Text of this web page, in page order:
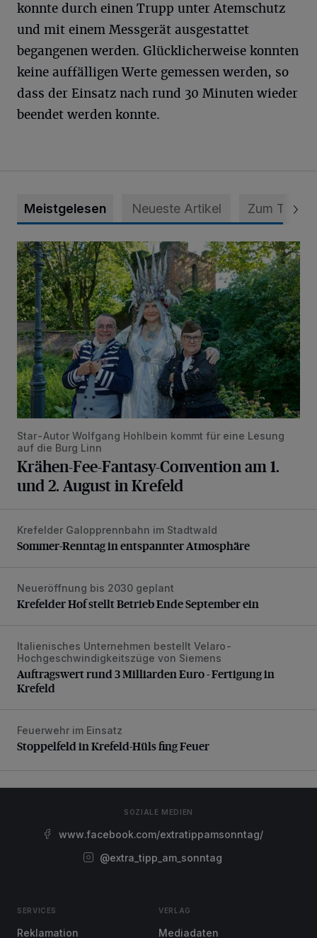
konnte durch einen Trupp unter Atemschutz
und mit einem Messgerät ausgestattet
begangenen werden. Glücklicherweise konnten
keine auffälligen Werte gemessen werden, so
dass der Einsatz nach rund 30 Minuten wieder
beendet werden konnte.
Meistgelesen Neueste Artikel Zum Thema
Krähen-Fee-Fantasy-Convention am 1. und 2. August in
Star-Autor Wolfgang Hohlbein kommt für eine Lesung
auf die Burg Linn
Krähen-Fee-Fantasy-Convention am 1.
und 2. August in Krefeld
Sommer-Renntag in entspannter Atmosphäre
Krefelder Galopprennbahn im Stadtwald
Sommer-Renntag in entspannter Atmosphäre
Krefelder Hof stellt Betrieb Ende September ein
Neueröffnung bis 2030 geplant
Krefelder Hof stellt Betrieb Ende September ein
Auftragswert rund 3 Milliarden Euro - Fertigung in Krefeld
Italienisches Unternehmen bestellt Velaro-
Hochgeschwindigkeitszüge von Siemens
Auftragswert rund 3 Milliarden Euro - Fertigung in
Krefeld
Stoppelfeld in Krefeld-Hüls fing Feuer
Feuerwehr im Einsatz
Stoppelfeld in Krefeld-Hüls fing Feuer
SOZIALE MEDIEN
www.facebook.com/extratippamsonntag/
@extra_tipp_am_sonntag
SERVICES
Reklamation
VERLAG
Mediadaten